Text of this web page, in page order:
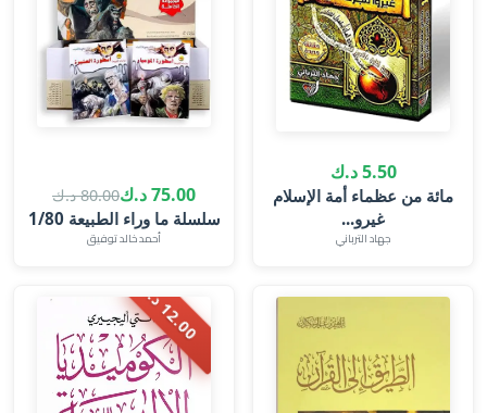
5.50 د.ك
مائة من عظماء أمة الإسلام
غيرو...
جهاد الترباني
75.00 د.ك 80.00 د.ك
سلسلة ما وراء الطبيعة 1/80
أحمد خالد توفيق
1
2
.
0
0
د
.
ك